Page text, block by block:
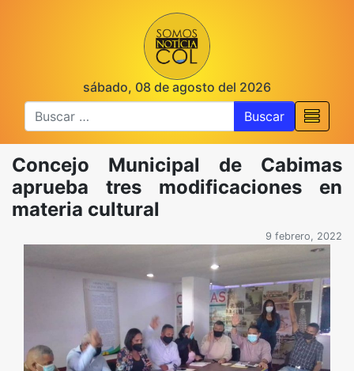
sábado, 08 de agosto del 2026
Buscar
Concejo Municipal de Cabimas
aprueba tres modificaciones en
materia cultural
9 febrero, 2022